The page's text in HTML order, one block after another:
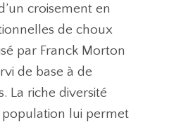
croisement en
de choux
par Franck Morton
de base à de
La riche diversité
lui permet